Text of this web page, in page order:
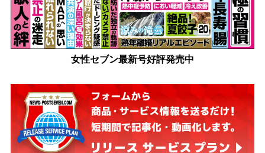
女性セブン最新号好評発売中